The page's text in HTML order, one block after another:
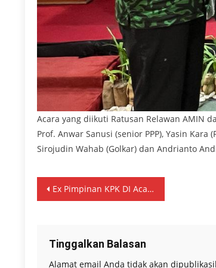
Acara yang diikuti Ratusan Relawan AMIN
Prof. Anwar Sanusi (senior PPP), Yasin Kara
Sirojudin Wahab (Golkar) dan Andrianto
Navigasi
Ex Pimpinan KPK DI Acara KIB Bareng UMM Sebut KPK Era Firly Nir Integritas
Tinggalkan Balasan
Alamat email Anda tidak akan